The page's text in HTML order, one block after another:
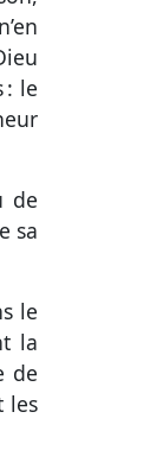
: le
de
sa
le
la
de
les